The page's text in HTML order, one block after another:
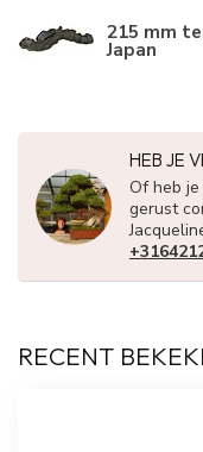
215 mm
Japan
HEB JE
Of heb
gerust
RECENT